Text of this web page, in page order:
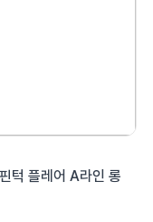
턱 플레어 A라인 롱